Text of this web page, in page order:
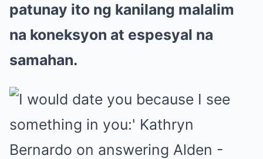
patunay ito ng kanilang malalim
na koneksyon at espesyal na
samahan.